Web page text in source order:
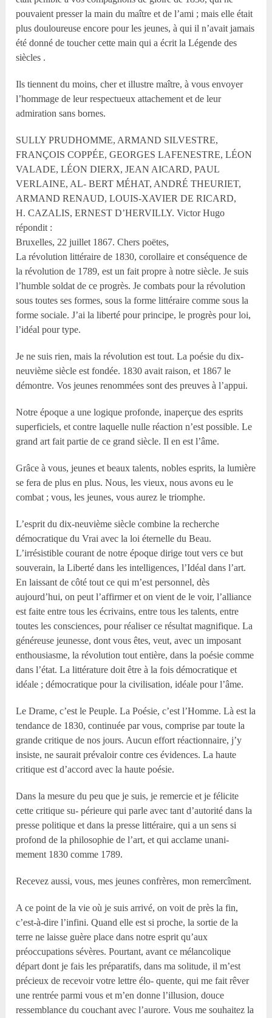
pouvaient presser la main du maître et de l’ami ; mais elle était
plus douloureuse encore pour les jeunes, à qui il n’avait jamais
été donné de toucher cette main qui a écrit la Légende des
siècles .
Ils tiennent du moins, cher et illustre maître, à vous envoyer
l’hommage de leur respectueux attachement et de leur
admiration sans bornes.
SULLY PRUDHOMME, ARMAND SILVESTRE,
FRANÇOIS COPPÉE, GEORGES LAFENESTRE, LÉON
VALADE, LÉON DIERX, JEAN AICARD, PAUL
VERLAINE, AL- BERT MÉHAT, ANDRÉ THEURIET,
ARMAND RENAUD, LOUIS-XAVIER DE RICARD,
H. CAZALIS, ERNEST D’HERVILLY. Victor Hugo
répondit :
Bruxelles, 22 juillet 1867. Chers poëtes,
La révolution littéraire de 1830, corollaire et conséquence de
la révolution de 1789, est un fait propre à notre siècle. Je suis
l’humble soldat de ce progrès. Je combats pour la révolution
sous toutes ses formes, sous la forme littéraire comme sous la
forme sociale. J’ai la liberté pour principe, le progrès pour loi,
l’idéal pour type.
Je ne suis rien, mais la révolution est tout. La poésie du dix-
neuvième siècle est fondée. 1830 avait raison, et 1867 le
démontre. Vos jeunes renommées sont des preuves à l’appui.
Notre époque a une logique profonde, inaperçue des esprits
superficiels, et contre laquelle nulle réaction n’est possible. Le
grand art fait partie de ce grand siècle. Il en est l’âme.
Grâce à vous, jeunes et beaux talents, nobles esprits, la lumière
se fera de plus en plus. Nous, les vieux, nous avons eu le
combat ; vous, les jeunes, vous aurez le triomphe.
L’esprit du dix-neuvième siècle combine la recherche
démocratique du Vrai avec la loi éternelle du Beau.
L’irrésistible courant de notre époque dirige tout vers ce but
souverain, la Liberté dans les intelligences, l’Idéal dans l’art.
En laissant de côté tout ce qui m’est personnel, dès
aujourd’hui, on peut l’affirmer et on vient de le voir, l’alliance
est faite entre tous les écrivains, entre tous les talents, entre
toutes les consciences, pour réaliser ce résultat magnifique. La
généreuse jeunesse, dont vous êtes, veut, avec un imposant
enthousiasme, la révolution tout entière, dans la poésie comme
dans l’état. La littérature doit être à la fois démocratique et
idéale ; démocratique pour la civilisation, idéale pour l’âme.
Le Drame, c’est le Peuple. La Poésie, c’est l’Homme. Là est la
tendance de 1830, continuée par vous, comprise par toute la
grande critique de nos jours. Aucun effort réactionnaire, j’y
insiste, ne saurait prévaloir contre ces évidences. La haute
critique est d’accord avec la haute poésie.
Dans la mesure du peu que je suis, je remercie et je félicite
cette critique su- périeure qui parle avec tant d’autorité dans la
presse politique et dans la presse littéraire, qui a un sens si
profond de la philosophie de l’art, et qui acclame unani-
mement 1830 comme 1789.
Recevez aussi, vous, mes jeunes confrères, mon remercîment.
A ce point de la vie où je suis arrivé, on voit de près la fin,
c’est-à-dire l’infini. Quand elle est si proche, la sortie de la
terre ne laisse guère place dans notre esprit qu’aux
préoccupations sévères. Pourtant, avant ce mélancolique
départ dont je fais les préparatifs, dans ma solitude, il m’est
précieux de recevoir votre lettre élo- quente, qui me fait rêver
une rentrée parmi vous et m’en donne l’illusion, douce
ressemblance du couchant avec l’aurore. Vous me souhaitez la